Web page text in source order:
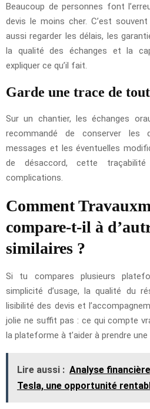
Beaucoup de personnes font
devis le moins cher. C’est
aussi regarder les délais, les
la qualité des échanges et la
expliquer ce qu’il fait.
Garde une trace de tout
Sur un chantier, les échanges
recommandé de conserver les
messages et les éventuelles
de désaccord, cette
complications.
Comment
compare-t-il à
similaires ?
Si tu compares plusieurs
simplicité d’usage, la qualité du
lisibilité des devis et
jolie ne suffit pas : ce qui compte
la plateforme à t’aider à prendre
Lire aussi : Analyse
Tesla, une opportunité